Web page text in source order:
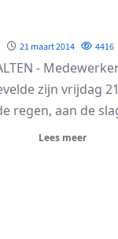
21 maart 2014 4416
-
zijn vrijdag
regen, aan de
Lees meer